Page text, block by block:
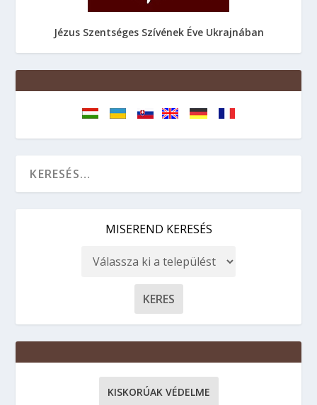
Jézus Szentséges Szívének Éve Ukrajnában
MISEREND KERESÉS
KISKORÚAK VÉDELME